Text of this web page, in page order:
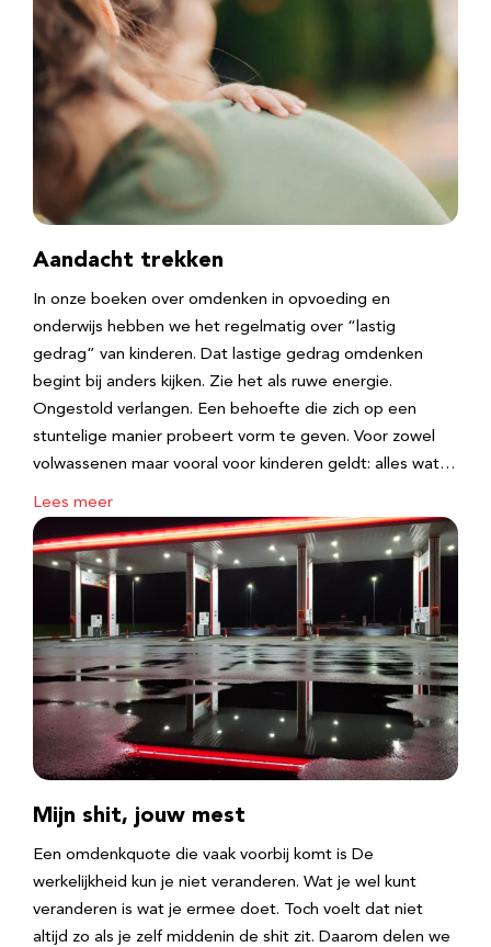
Aandacht trekken
In onze boeken over omdenken in opvoeding en
onderwijs hebben we het regelmatig over “lastig
gedrag” van kinderen. Dat lastige gedrag omdenken
begint bij anders kijken. Zie het als ruwe energie.
Ongestold verlangen. Een behoefte die zich op een
stuntelige manier probeert vorm te geven. Voor zowel
volwassenen maar vooral voor kinderen geldt: alles wat…
Lees meer
Mijn shit, jouw mest
Een omdenkquote die vaak voorbij komt is De
werkelijkheid kun je niet veranderen. Wat je wel kunt
veranderen is wat je ermee doet. Toch voelt dat niet
altijd zo als je zelf middenin de shit zit. Daarom delen we